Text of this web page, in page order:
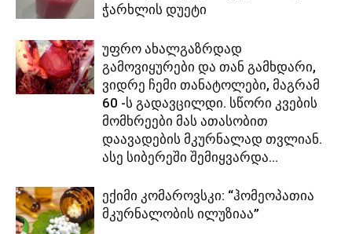
ჭარხლის დუეტი
უფრო ახალგაზრდად
გამოვიყურები და თან გამხდარი,
ვიდრე ჩემი თანატოლები, მაგრამ
60 -ს გადავცილდი. სწორი კვების
მომხრეები მას ათასობით
დაავადების მკურნალად თვლიან.
ასე სიბერეში შემიყვარდა...
ექიმი კომაროვსკი: “ჰომეოპათია
მკურნალობის ილუზიაა”